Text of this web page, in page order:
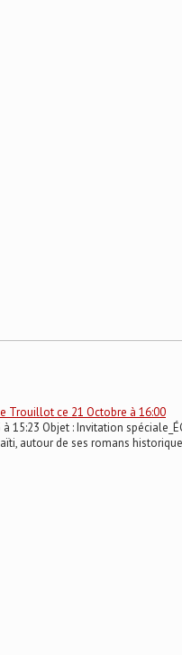
Trouillot ce 21 Octobre à 16:00
15:23 Objet : Invitation
autour de ses romans